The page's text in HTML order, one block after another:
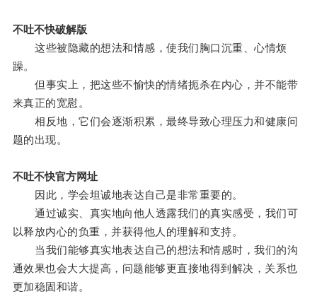
不吐不快破解版
这些被隐藏的想法和情感，使我们胸口沉重、心情烦
躁。
但事实上，把这些不愉快的情绪扼杀在内心，并不能带
来真正的宽慰。
相反地，它们会逐渐积累，最终导致心理压力和健康问
题的出现。
不吐不快官方网址
因此，学会坦诚地表达自己是非常重要的。
通过诚实、真实地向他人透露我们的真实感受，我们可
以释放内心的负重，并获得他人的理解和支持。
当我们能够真实地表达自己的想法和情感时，我们的沟
通效果也会大大提高，问题能够更直接地得到解决，关系也
更加稳固和谐。